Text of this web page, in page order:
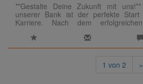
**Gestalte Deine Zukunft mit
unserer Bank ist der perfekte Start
Karriere. Nach dem
oder im Betrieb. Entscheide Dich
Grundlage für eine
1 von 2 »